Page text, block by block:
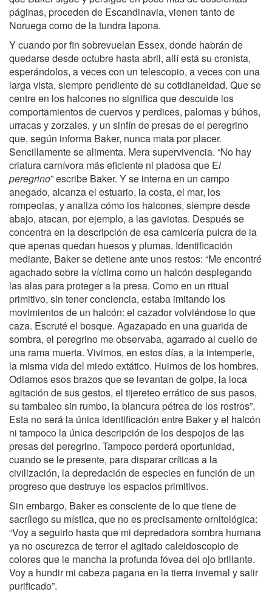
páginas, proceden de Escandinavia, vienen tanto de
Noruega como de la tundra lapona.
Y cuando por fin sobrevuelan Essex, donde habrán de
quedarse desde octubre hasta abril, allí está su cronista,
esperándolos, a veces con un telescopio, a veces con una
larga vista, siempre pendiente de su cotidianeidad. Que se
centre en los halcones no significa que descuide los
comportamientos de cuervos y perdices, palomas y búhos,
urracas y zorzales, y un sinfín de presas de el peregrino
que, según informa Baker, nunca mata por placer.
Sencillamente se alimenta. Mera supervivencia. “No hay
criatura carnívora más eficiente ni piadosa que El
peregrino” escribe Baker. Y se interna en un campo
anegado, alcanza el estuario, la costa, el mar, los
rompeolas, y analiza cómo los halcones, siempre desde
abajo, atacan, por ejemplo, a las gaviotas. Después se
concentra en la descripción de esa carnicería pulcra de la
que apenas quedan huesos y plumas. Identificación
mediante, Baker se detiene ante unos restos: “Me encontré
agachado sobre la víctima como un halcón desplegando
las alas para proteger a la presa. Como en un ritual
primitivo, sin tener conciencia, estaba imitando los
movimientos de un halcón: el cazador volviéndose lo que
caza. Escruté el bosque. Agazapado en una guarida de
sombra, el peregrino me observaba, agarrado al cuello de
una rama muerta. Vivimos, en estos días, a la intemperie,
la misma vida del miedo extático. Huimos de los hombres.
Odiamos esos brazos que se levantan de golpe, la loca
agitación de sus gestos, el tijereteo errático de sus pasos,
su tambaleo sin rumbo, la blancura pétrea de los rostros”.
Esta no será la única identificación entre Baker y el halcón
ni tampoco la única descripción de los despojos de las
presas del peregrino. Tampoco perderá oportunidad,
cuando se le presente, para disparar críticas a la
civilización, la depredación de especies en función de un
progreso que destruye los espacios primitivos.
Sin embargo, Baker es consciente de lo que tiene de
sacrílego su mística, que no es precisamente ornitológica:
“Voy a seguirlo hasta que mi depredadora sombra humana
ya no oscurezca de terror el agitado caleidoscopio de
colores que le mancha la profunda fóvea del ojo brillante.
Voy a hundir mi cabeza pagana en la tierra invernal y salir
purificado”.